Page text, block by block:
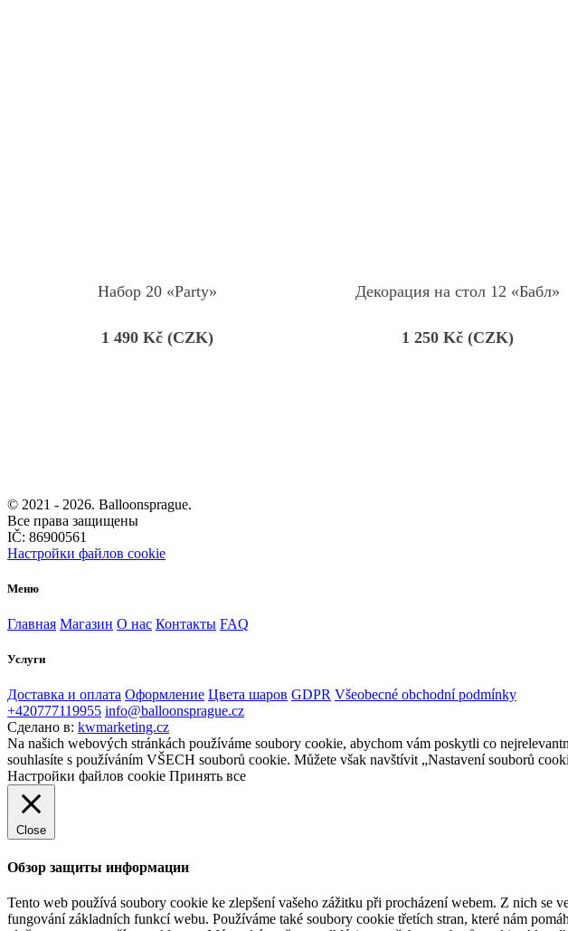
Набор 20 «Party»
1 490 Kč (CZK)
Декорация на стол 12 «Бабл»
1 250 Kč (CZK)
© 2021 - 2026. Balloonsprague.
Все права защищены
IČ: 86900561
Настройки файлов cookie
Меню
Главная Магазин О нас Контакты FAQ
Услуги
Доставка и оплата Оформление Цвета шаров GDPR Všeobecné obchodní podmínky
+420777119955 info@balloonsprague.cz
Сделано в: kwmarketing.cz
Na našich webových stránkách používáme soubory cookie, abychom vám poskytli co
souhlasíte s používáním VŠECH souborů cookie. Můžete však navštívit „Nastavení souborů
Настройки файлов cookie Принять все
Close
Обзор защиты информации
Tento web používá soubory cookie ke zlepšení vašeho zážitku při procházení webem. Z nich
fungování základních funkcí webu. Používáme také soubory cookie třetích stran, které nám